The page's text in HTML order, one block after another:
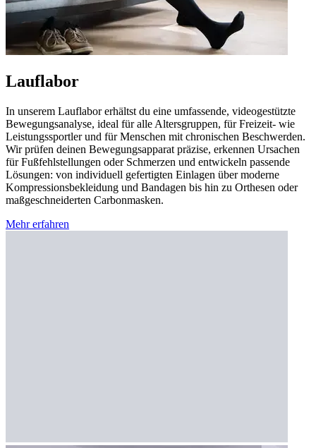
Lauflabor
In unserem Lauflabor erhältst du eine umfassende, videogestützte
Bewegungsanalyse, ideal für alle Altersgruppen, für Freizeit- wie
Leistungssportler und für Menschen mit chronischen Beschwerden.
Wir prüfen deinen Bewegungsapparat präzise, erkennen Ursachen
für Fußfehlstellungen oder Schmerzen und entwickeln passende
Lösungen: von individuell gefertigten Einlagen über moderne
Kompressionsbekleidung und Bandagen bis hin zu Orthesen oder
maßgeschneiderten Carbonmasken.
Mehr erfahren